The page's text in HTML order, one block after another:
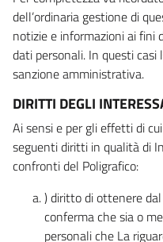
dell’ordinaria gestione di
notizie e informazioni ai
dati personali. In questi
sanzione amministrativa.
DIRITTI DEGLI
Ai sensi e per gli effetti di
seguenti diritti in qualità di
confronti del Poligrafico:
) diritto di ottenere
conferma che sia o
personali che La